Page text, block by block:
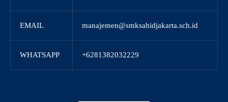
EMAIL manajemen@smksahidjakarta.sch.id
WHATSAPP +6281382032229